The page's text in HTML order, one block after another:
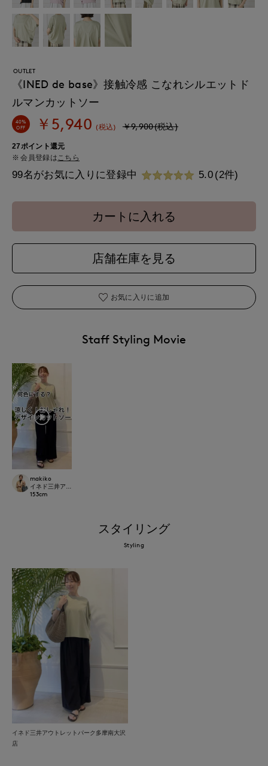
OUTLET
《INED de base》接触冷感 こなれシルエットド
ルマンカットソー
40%
OFF
￥5,940 (税込) ￥9,900(税込)
27ポイント還元
会員登録は こちら
99名がお気に入りに登録中 5.0 (2件)
カートに入れる
店舗在庫を見る
お気に入りに追加
Staff Styling Movie
makiko
イネド三井アウトレットパーク多摩南大沢店
153cm
スタイリング
Styling
イネド三井アウトレットパーク多摩南大沢
店